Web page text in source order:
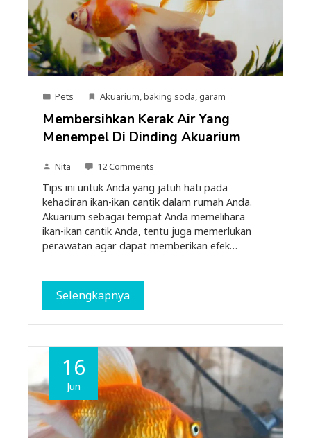
Pets Akuarium,baking soda,garam
Membersihkan Kerak Air Yang
Menempel Di Dinding Akuarium
Nita 12 Comments
Tips ini untuk Anda yang jatuh hati pada
kehadiran ikan-ikan cantik dalam rumah Anda.
Akuarium sebagai tempat Anda memelihara
ikan-ikan cantik Anda, tentu juga memerlukan
perawatan agar dapat memberikan efek…
Selengkapnya
16
Jun